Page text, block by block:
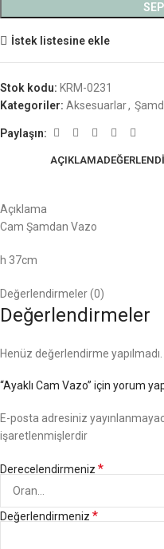
İstek listesine ekle
Stok kodu: KRM-0231
Kategoriler: Aksesuarlar,
Paylaşın:
AÇIKLAMA
Açıklama
Cam Şamdan Vazo
h 37cm
Değerlendirmeler (0)
Değerlendirmeler
Henüz değerlendirme yapılmadı.
“Ayaklı Cam Vazo” için yorum
E-posta adresiniz
işaretlenmişlerdir
Derecelendirmeniz *
Değerlendirmeniz *